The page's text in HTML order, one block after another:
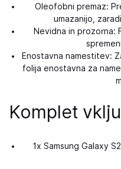
Oleofobni premaz:
umazanijo,
Nevidna in prozorna:
Enostavna namestitev:
folija enostavna za
Komplet
1x Samsung Galaxy